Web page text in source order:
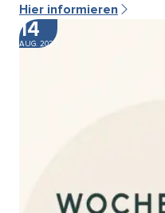
Hier informieren
14
AUG. 2026